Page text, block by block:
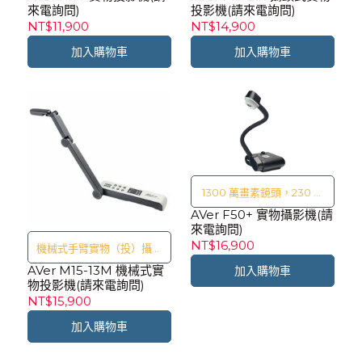
來電詢問)
NT$11,900
加入購物車
投影機(請來電詢問)
NT$14,900
加入購物車
機械式手臂實物（投）攝影
機
AVer M15-13M 機械式實
物投影機(請來電詢問)
NT$15,900
加入購物車
1300 萬畫素鏡頭，230 倍
放大倍率
AVer F50+ 實物攝影機(請
來電詢問)
NT$16,900
加入購物車